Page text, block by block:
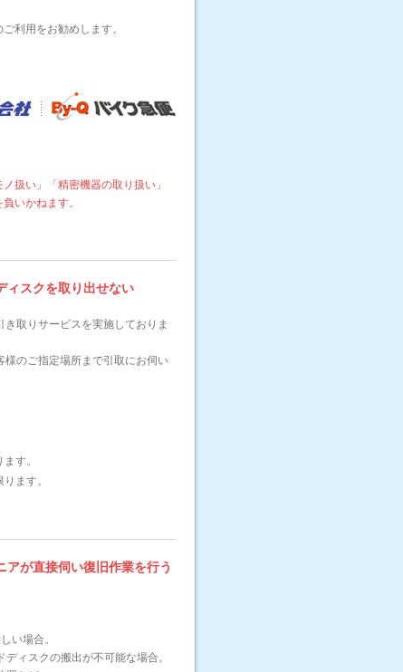
利用をお勧めします。
扱い」「精密機器の取り扱い」
いかねます。
ィスクを取り出せない
取りサービスを実施しておりま
のご指定場所まで引取にお伺い
す。
ます。
が直接伺い復旧作業を行う
い場合。
ィスクの搬出が不可能な場合。